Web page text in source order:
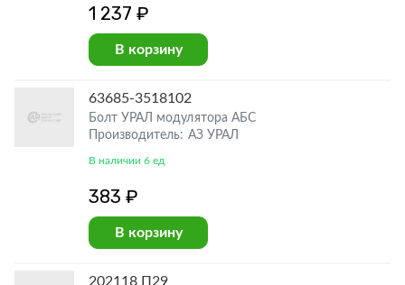
1 237 ₽
В корзину
63685-3518102
Болт УРАЛ модулятора АБС
Производитель: АЗ УРАЛ
В наличии 6 ед
383 ₽
В корзину
202118 П29